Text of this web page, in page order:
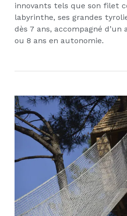
innovants tels que son filet
labyrinthe, ses grandes
dès 7 ans, accompagné
ou 8 ans en autonomie.